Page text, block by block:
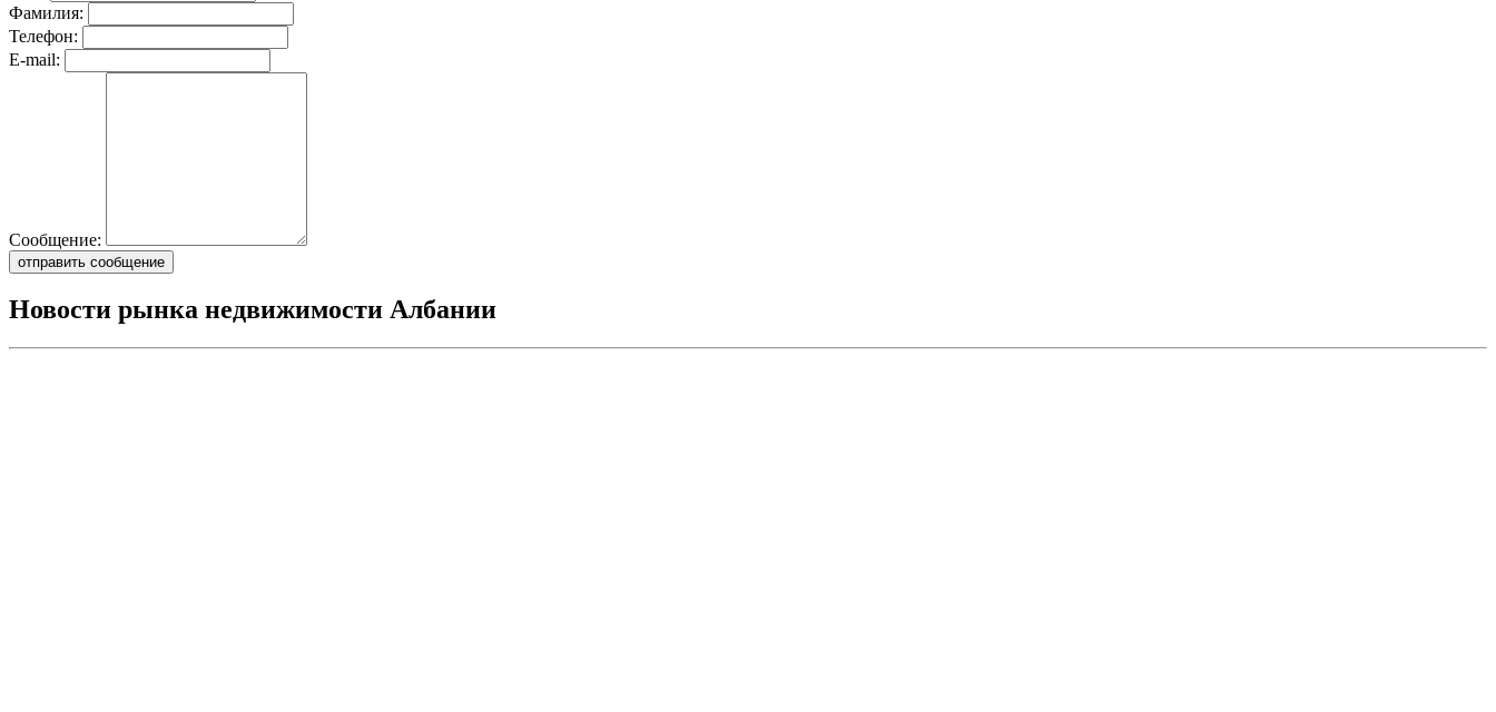
Фамилия:
Телефон:
E-mail:
Сообщение:
отправить сообщение
Новости рынка недвижимости Албании